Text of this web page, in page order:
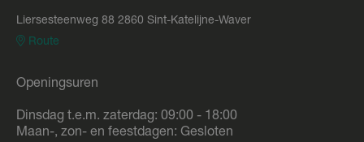
Liersesteenweg 88 2860 Sint-Katelijne-Waver
Route
Openingsuren
Dinsdag t.e.m. zaterdag: 09:00 - 18:00
Maan-, zon- en feestdagen: Gesloten